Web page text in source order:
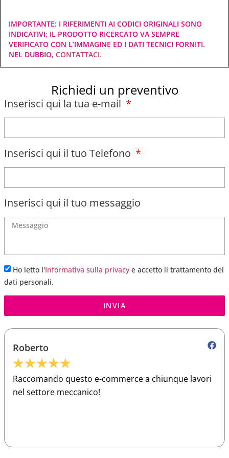
IMPORTANTE: I RIFERIMENTI AI CODICI ORIGINALI SONO
INDICATIVI; IL PRODOTTO RICERCATO VA SEMPRE
VERIFICATO CON L’IMMAGINE ED I DATI TECNICI FORNITI.
NEL DUBBIO, CONTATTACI.
Richiedi un preventivo
Inserisci qui la tua e-mail
Inserisci qui il tuo Telefono
Inserisci qui il tuo messaggio
Ho letto l'Informativa sulla privacy e accetto il trattamento dei
dati personali.
INVIA
Roberto
★★★★★
Raccomando questo e-commerce a chiunque lavori
nel settore meccanico!